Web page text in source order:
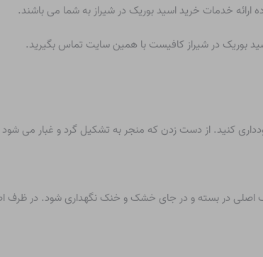
خدمات خرید اسید بوریک در شیراز به شما می باشند.
بوریک در شیراز کافیست با همین سایت تماس بگیرید.
کنید. از دست زدن که منجر به تشکیل گرد و غبار می شود
اصلی در بسته و در جای خشک و خنک نگهداری شود. در ظرف